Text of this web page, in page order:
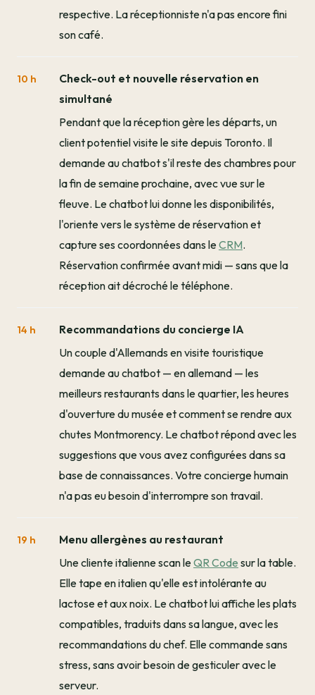
respective. La réceptionniste n'a pas encore fini
son café.
10 h
Check-out et nouvelle réservation en
simultané
Pendant que la réception gère les départs, un
client potentiel visite le site depuis Toronto. Il
demande au chatbot s'il reste des chambres pour
la fin de semaine prochaine, avec vue sur le
fleuve. Le chatbot lui donne les disponibilités,
l'oriente vers le système de réservation et
capture ses coordonnées dans leCRM.
Réservation confirmée avant midi — sans que la
réception ait décroché le téléphone.
14 h
Recommandations du concierge IA
Un couple d'Allemands en visite touristique
demande au chatbot — en allemand — les
meilleurs restaurants dans le quartier, les heures
d'ouverture du musée et comment se rendre aux
chutes Montmorency. Le chatbot répond avec les
suggestions que vous avez configurées dans sa
base de connaissances. Votre concierge humain
n'a pas eu besoin d'interrompre son travail.
19 h
Menu allergènes au restaurant
Une cliente italienne scan leQR Code sur la table.
Elle tape en italien qu'elle est intolérante au
lactose et aux noix. Le chatbot lui affiche les plats
compatibles, traduits dans sa langue, avec les
recommandations du chef. Elle commande sans
stress, sans avoir besoin de gesticuler avec le
serveur.